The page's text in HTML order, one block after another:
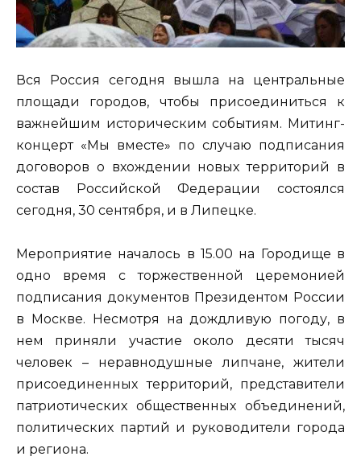
Вся Россия сегодня вышла на центральные
площади городов, чтобы присоединиться к
важнейшим историческим событиям. Митинг-
концерт «Мы вместе» по случаю подписания
договоров о вхождении новых территорий в
состав Российской Федерации состоялся
сегодня, 30 сентября, и в Липецке.
Мероприятие началось в 15.00 на Городище в
одно время с торжественной церемонией
подписания документов Президентом России
в Москве. Несмотря на дождливую погоду, в
нем приняли участие около десяти тысяч
человек – неравнодушные липчане, жители
присоединенных территорий, представители
патриотических общественных объединений,
политических партий и руководители города
и региона.